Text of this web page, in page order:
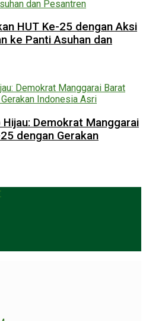
HUT Ke-25 dengan Aksi
ke Panti Asuhan dan
Demokrat Manggarai
dengan Gerakan